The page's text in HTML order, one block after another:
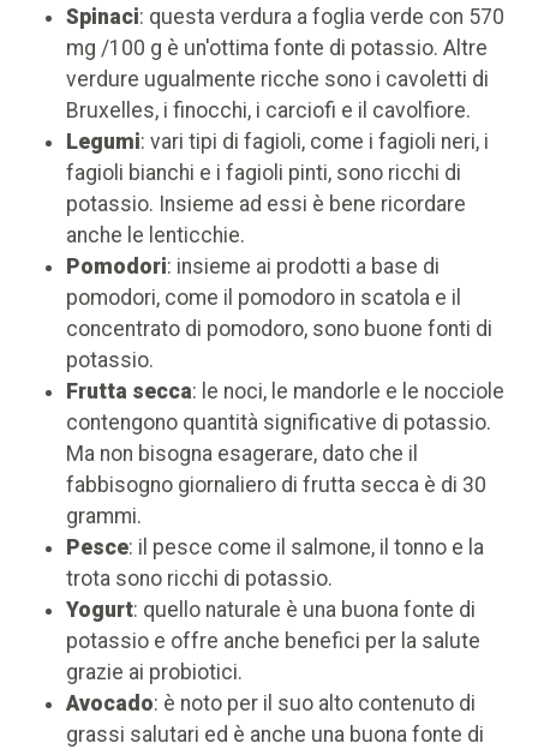
Spinaci: questa verdura a foglia verde con 570
mg /100 g è un'ottima fonte di potassio. Altre
verdure ugualmente ricche sono i cavoletti di
Bruxelles, i finocchi, i carciofi e il cavolfiore.
Legumi: vari tipi di fagioli, come i fagioli neri, i
fagioli bianchi e i fagioli pinti, sono ricchi di
potassio. Insieme ad essi è bene ricordare
anche le lenticchie.
Pomodori: insieme ai prodotti a base di
pomodori, come il pomodoro in scatola e il
concentrato di pomodoro, sono buone fonti di
potassio.
Frutta secca: le noci, le mandorle e le nocciole
contengono quantità significative di potassio.
Ma non bisogna esagerare, dato che il
fabbisogno giornaliero di frutta secca è di 30
grammi.
Pesce: il pesce come il salmone, il tonno e la
trota sono ricchi di potassio.
Yogurt: quello naturale è una buona fonte di
potassio e offre anche benefici per la salute
grazie ai probiotici.
Avocado: è noto per il suo alto contenuto di
grassi salutari ed è anche una buona fonte di